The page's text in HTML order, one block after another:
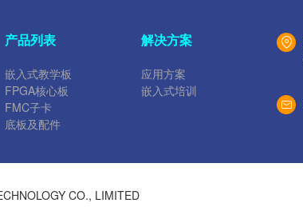
产品列表
嵌入式教学板
FPGA核心板
FMC子卡
底板及配件
解决方案
应用方案
嵌入式培训
CO., LIMITED